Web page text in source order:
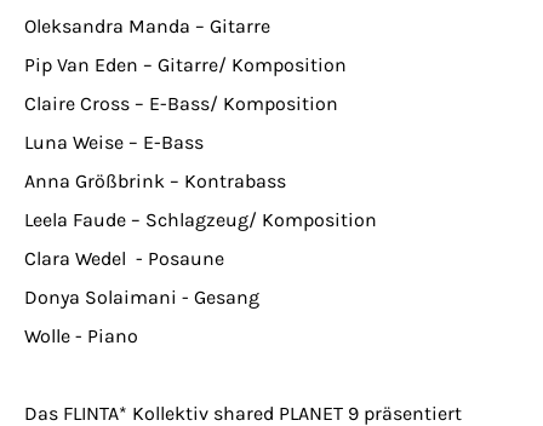
Oleksandra Manda – Gitarre
Pip Van Eden – Gitarre/ Komposition
Claire Cross – E-Bass/ Komposition
Luna Weise – E-Bass
Anna Größbrink – Kontrabass
Leela Faude – Schlagzeug/ Komposition
Clara Wedel - Posaune
Donya Solaimani - Gesang
Wolle - Piano
Das FLINTA* Kollektiv shared PLANET 9 präsentiert